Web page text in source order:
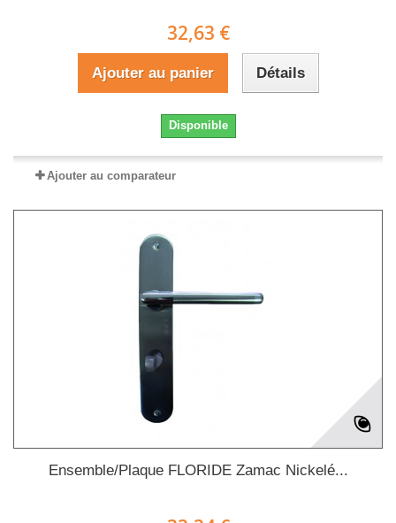
32,63 €
Ajouter au panier Détails
Disponible
Ajouter au comparateur
Ensemble/Plaque FLORIDE Zamac Nickelé...